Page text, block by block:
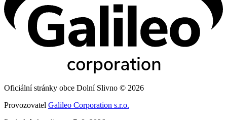
Oficiální stránky obce Dolní Slivno © 2026
Provozovatel Galileo Corporation s.r.o.